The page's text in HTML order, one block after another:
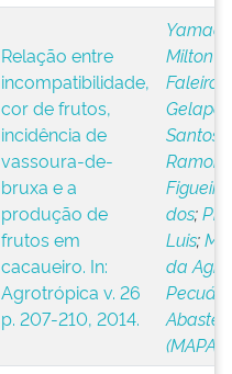
Relação entre
incompatibilidade,
cor de frutos,
incidência de
vassoura-de-
bruxa e a
produção de
frutos em
cacaueiro. In:
Agrotrópica v. 26
p. 207-210, 2014.
Milton
Faleiro,
Gelape
Santos,
Ramon
dos;
Luis;
da
(MAPA)